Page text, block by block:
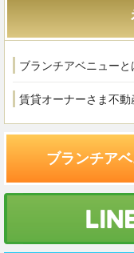
ブランチアベニューと
賃貸オーナーさま不動
ブランチア